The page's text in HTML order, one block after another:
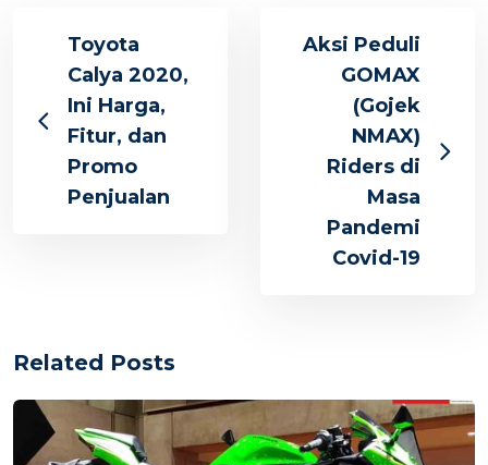
Toyota
Calya 2020,
Ini Harga,
Fitur, dan
Promo
Penjualan
Aksi Peduli
GOMAX
(Gojek
NMAX)
Riders di
Masa
Pandemi
Covid-19
Related Posts